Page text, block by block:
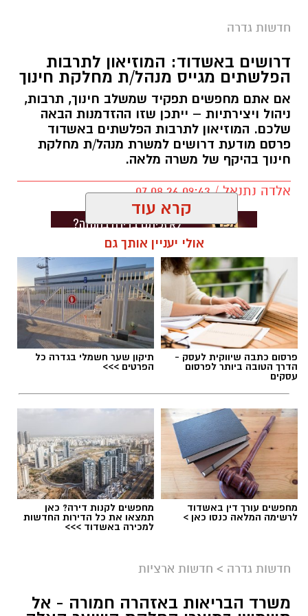
חדשות גדרה
דרושים באשדוד: המוזיאון לתרבות
הפלשתים מגייס מנהל/ת מחלקת חינוך
אם אתם מחפשים תפקיד שמשלב חינוך, תרבות,
ניהול ויצירתיות – ייתכן שזו ההזדמנות הבאה
שלכם. המוזיאון לתרבות הפלשתים באשדוד
פרסם מודעת דרושים למשרת מנהל/ת מחלקת
חינוך בהיקף של משרה מלאה.
אלדה נתנאל / 09:43 07.08.26
תגים: דרושים באשדוד
במסגרת התפקיד יידרש המועמד להוביל את תחום
מקצועי, לפתח תוכניות חינוכיות, ליצור אירועי תוכן
קרא עוד
אולי יעניין אותך גם
פרסום כתבה שיווקית לעסק -
הדרך הטובה ביותר לפרסום
עסקים
תיקון שער חשמלי בגדרה כל
הפרטים >>>
מחפשים עורך דין באשדוד
לרשימה המלאה כנסו כאן >
מחפשים לקנות דירה? כאן
תמצאו את כל הדירות החדשות
למכירה באשדוד >>>
חדשות גדרה > חדשות ארציות
משרד הבריאות באזהרה חמורה - אל